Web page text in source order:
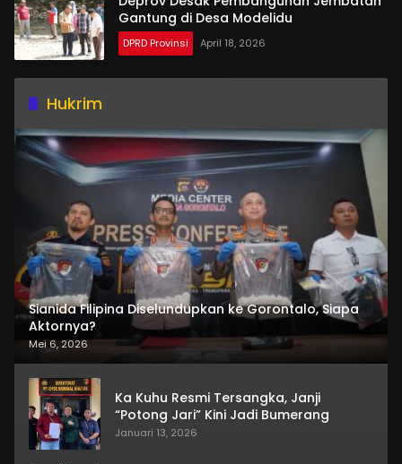
Gantung di Desa Modelidu
DPRD Provinsi April 18, 2026
Hukrim
Sianida Filipina Diselundupkan ke Gorontalo, Siapa
Aktornya?
Mei 6, 2026
Ka Kuhu Resmi Tersangka, Janji
“Potong Jari” Kini Jadi Bumerang
Januari 13, 2026